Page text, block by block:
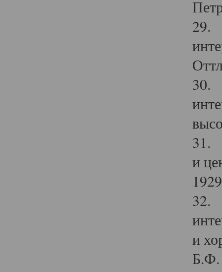
29.
30.
31.
и
32.
и
Б.Ф.